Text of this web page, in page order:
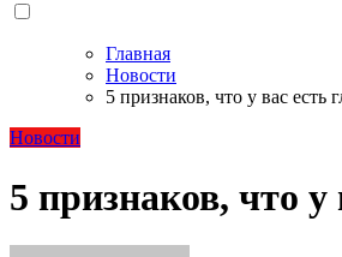
Главная
Новости
5 признаков, что у вас
Новости
5 признаков, что